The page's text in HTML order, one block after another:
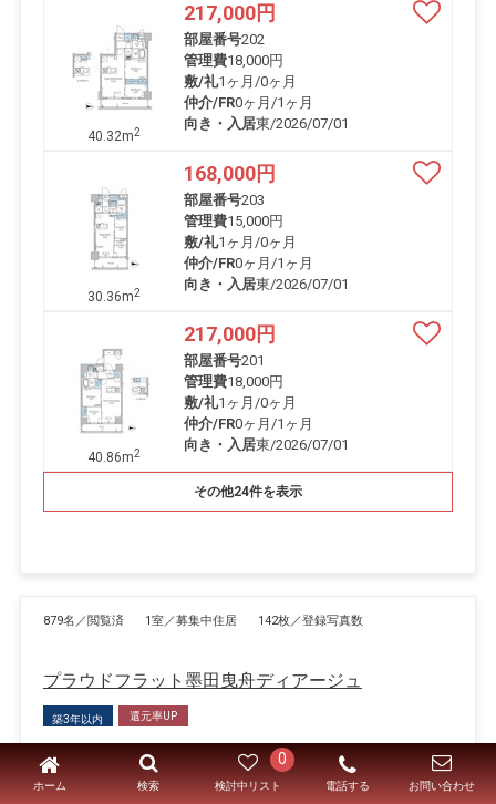
40.32m2
217,000円
部屋番号202
管理費18,000円
敷/礼1ヶ月 /0ヶ月
仲介/FR0ヶ月 /1ヶ月
向き・入居東/2026/07/01
30.36m2
168,000円
部屋番号203
管理費15,000円
敷/礼1ヶ月 /0ヶ月
仲介/FR0ヶ月 /1ヶ月
向き・入居東/2026/07/01
40.86m2
217,000円
部屋番号201
管理費18,000円
敷/礼1ヶ月 /0ヶ月
仲介/FR0ヶ月 /1ヶ月
向き・入居東/2026/07/01
その他24件を表示
879名／閲覧済 1室／募集中住居 142枚／登録写真数
プラウドフラット墨田曳舟ディアージュ
築3年以内 還元率UP
あなたの理想の暮らしを見つける。KATAROKU
礼金0 仲介手数料無料 ペット可
ホーム 検索
0
検討中リスト 電話する お問い合わせ